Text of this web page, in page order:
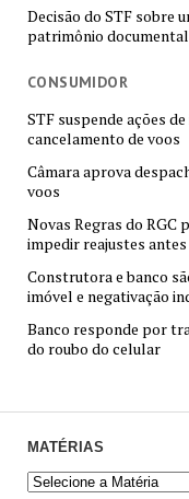
Decisão do STF sobre
patrimônio documental
CONSUMIDOR
STF suspende ações
cancelamento de voos
Câmara aprova
voos
Novas Regras do RGC
impedir reajustes antes
Construtora e banco
imóvel e negativação
Banco responde por
do roubo do celular
MATÉRIAS